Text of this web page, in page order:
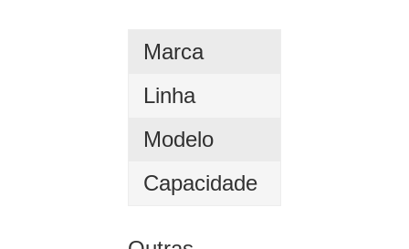
Marca
Linha
Modelo
Capacidade